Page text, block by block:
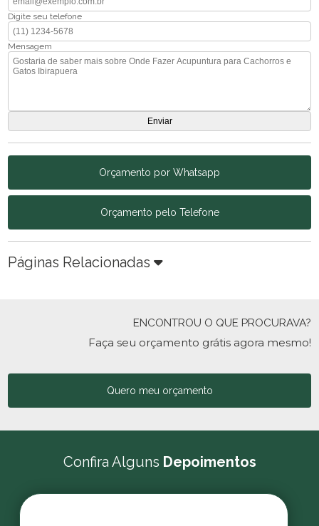
Digite seu telefone
Mensagem
Orçamento por Whatsapp
Orçamento pelo Telefone
Páginas Relacionadas
ENCONTROU O QUE PROCURAVA?
Faça seu orçamento grátis agora mesmo!
Quero meu orçamento
Confira Alguns Depoimentos